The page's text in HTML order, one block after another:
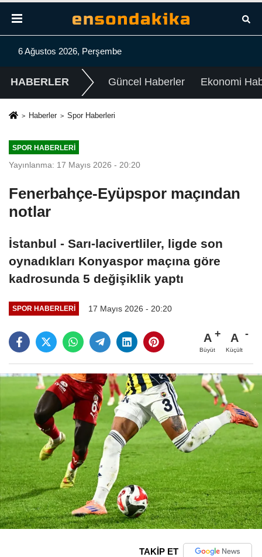
6 Ağustos 2026, Perşembe
HABERLER Güncel Haberler Ekonomi
Haberler Spor Haberleri
SPOR HABERLERI
Yayınlanma: 17 Mayıs 2026 - 20:20
Fenerbahçe-Eyüpspor maçından
notlar
İstanbul - Sarı-lacivertliler, ligde son
oynadıkları Konyaspor maçına göre
kadrosunda 5 değişiklik yaptı
SPOR HABERLERI 17 Mayıs 2026 - 20:20
A
Büyüt
A
Küçült
TAKİP ET